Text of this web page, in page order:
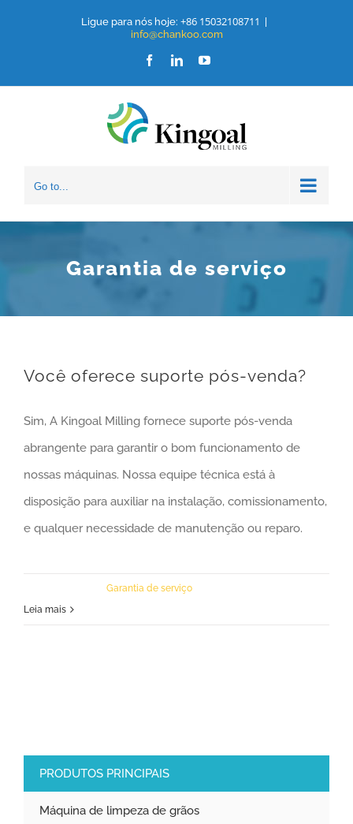
Ligue para nós hoje: +86 15032108711
info@chankoo.com
FacebookLinkedInYoutube
Go to...
Garantia de serviço
Você oferece suporte pós-venda?
Sim, A Kingoal Milling fornece suporte pós-venda
abrangente para garantir o bom funcionamento de
nossas máquinas. Nossa equipe técnica está à
disposição para auxiliar na instalação, comissionamento,
e qualquer necessidade de manutenção ou reparo.
Garantia de serviço
Leia mais
PRODUTOS PRINCIPAIS
Máquina de limpeza de grãos